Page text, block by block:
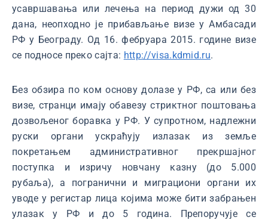
усавршавања или лечења на период дужи од 30
дана, неопходно је прибављање визе у Амбасади
РФ у Београду. Од 16. фебруара 2015. године визе
се подносе преко сајта: http://visa.kdmid.ru.
Без обзира по ком основу долазе у РФ, са или без
визе, странци имају обавезу стриктног поштовања
дозвољеног боравка у РФ. У супротном, надлежни
руски органи ускраћују излазак из земље
покретањем административног прекршајног
поступка и изричу новчану казну (до 5.000
рубаља), а погранични и миграциони органи их
уводе у регистар лица којима може бити забрањен
улазак у РФ и до 5 година. Препоручује се